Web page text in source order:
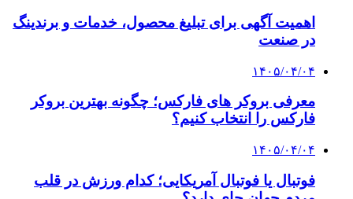
اهمیت آگهی برای تبلیغ محصول، خدمات و برندینگ
در صنعت
۱۴۰۵/۰۴/۰۴
معرفی بروکر های فارکس؛ چگونه بهترین بروکر
فارکس را انتخاب کنیم؟
۱۴۰۵/۰۴/۰۴
فوتبال یا فوتبال آمریکایی؛ کدام ورزش در قلب